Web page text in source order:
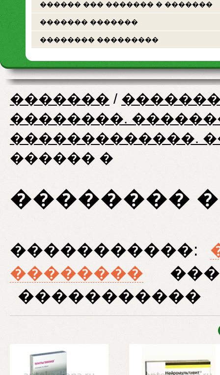
������ ��� ������� � �������
������� �������
�������� ���������
������� /
��������.
�������������.
������ �
��������
�����������:
��������
�����������